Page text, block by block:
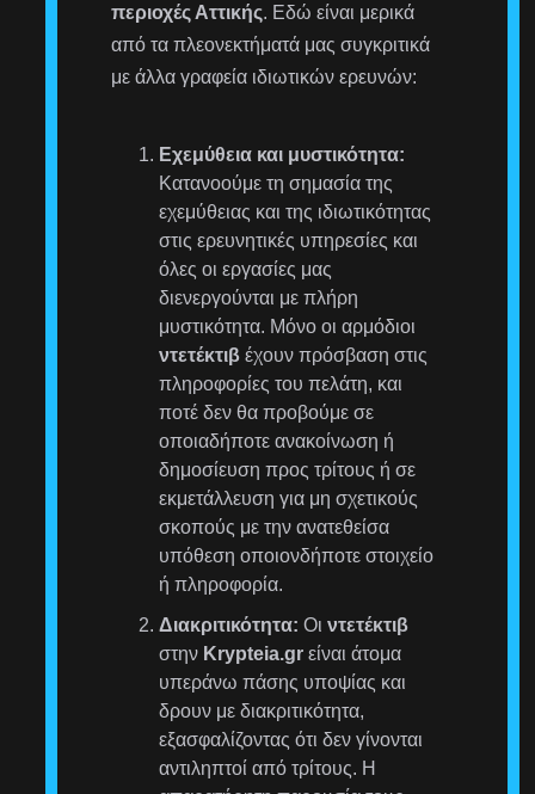
περιοχές Αττικής. Εδώ είναι μερικά
από τα πλεονεκτήματά μας συγκριτικά
με άλλα γραφεία ιδιωτικών ερευνών:
Εχεμύθεια και μυστικότητα:
Κατανοούμε τη σημασία της
εχεμύθειας και της ιδιωτικότητας
στις ερευνητικές υπηρεσίες και
όλες οι εργασίες μας
διενεργούνται με πλήρη
μυστικότητα. Μόνο οι αρμόδιοι
ντετέκτιβ έχουν πρόσβαση στις
πληροφορίες του πελάτη, και
ποτέ δεν θα προβούμε σε
οποιαδήποτε ανακοίνωση ή
δημοσίευση προς τρίτους ή σε
εκμετάλλευση για μη σχετικούς
σκοπούς με την ανατεθείσα
υπόθεση οποιονδήποτε στοιχείο
ή πληροφορία.
Διακριτικότητα: Οιντετέκτιβ
στην Krypteia.gr είναι άτομα
υπεράνω πάσης υποψίας και
δρουν με διακριτικότητα,
εξασφαλίζοντας ότι δεν γίνονται
αντιληπτοί από τρίτους. Η